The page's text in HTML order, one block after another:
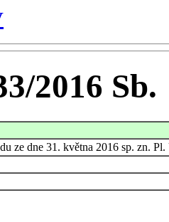
2016 Sb.
ze dne 31. května 2016 sp. zn.